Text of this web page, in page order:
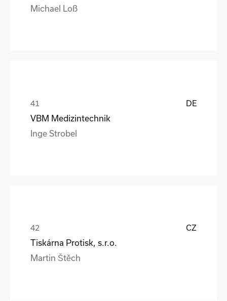
Michael Loß
DE
VBM Medizintechnik
Inge Strobel
CZ
Tiskárna Protisk, s.r.o.
Martin Štěch